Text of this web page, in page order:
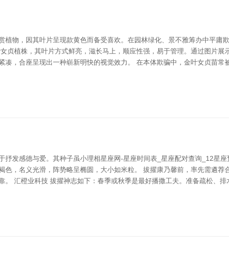
物，因其叶片呈现款黄色而备受喜欢。在园林绿化、景不雅筹办中平庸
贞植株，其叶片方式鲜亮，滋长马上，顺应性强，易于管理。通过图片展
，合座呈现出一种崭新明快的视觉效力。 在本体欺骗中，金叶女贞苗常
发感德与爱。其种子虽小理相星座网-星座时间表_星座配对查询_12星
，名义光滑，阵势略呈椭圆，大小如米粒。 拔擢康乃馨前，率先需遴荐
汇橙业科技 拔擢神志如下：春季或秋季是最好播撒工夫。准备疏松、排